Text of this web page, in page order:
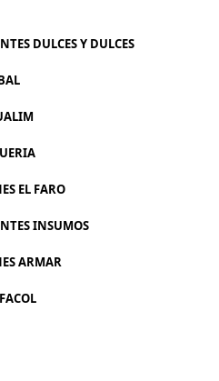
DULCES Y DULCES
EL FARO
INSUMOS
ARMAR